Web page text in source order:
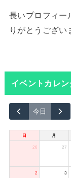
長いプロフィー
りがとうござい
イベントカレ
今日
日 月
26 27
2 3